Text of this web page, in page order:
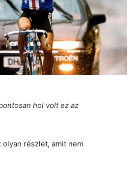
hol volt ez az
olyan részlet, amit nem